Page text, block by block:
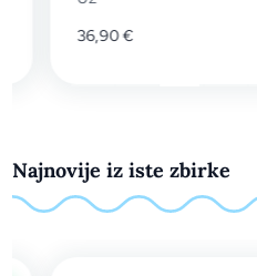
36,90€
Najnovije iz iste zbirke